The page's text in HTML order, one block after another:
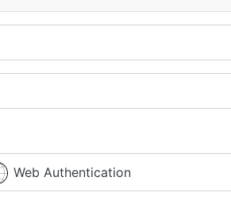
Web Authentication